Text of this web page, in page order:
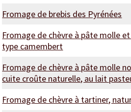
Fromage de brebis des Pyrénées
Fromage de chèvre à pâte molle
type camembert
Fromage de chèvre à pâte molle
cuite croûte naturelle, au lait
Fromage de chèvre à tartiner,